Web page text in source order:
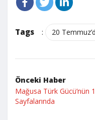
Tags : 20
Önceki Haber
Mağusa Türk Gücü’nün
Sayfalarında